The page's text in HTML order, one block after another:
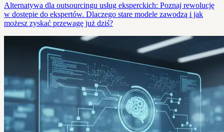
Alternatywa dla outsourcingu usług eksperckich: Poznaj rewolucję
w dostępie do ekspertów. Dlaczego stare modele zawodzą i jak
możesz zyskać przewagę już dziś?